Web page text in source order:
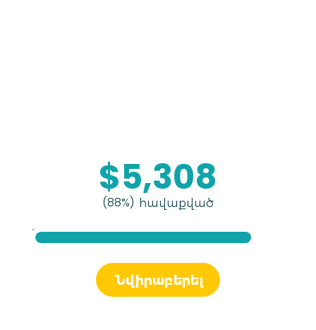
(88%) հավաքված
$5,308
Նվիրաբերել